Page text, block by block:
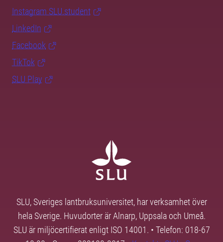
Instagram SLU.student
LinkedIn
Facebook
TikTok
SLU Play
SLU, Sveriges lantbruksuniversitet, har verksamhet över
hela Sverige. Huvudorter är Alnarp, Uppsala och Umeå.
SLU är miljöcertifierat enligt ISO 14001. • Telefon: 018-67